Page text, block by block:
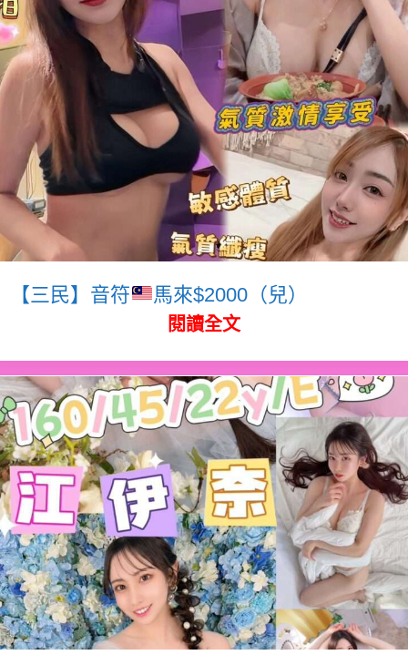
【三民】音符 馬來$2000（兒）
閱讀全文